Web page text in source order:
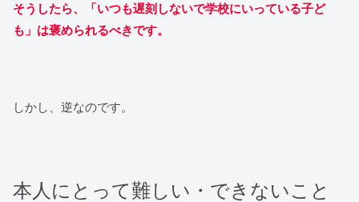
そうしたら、「いつも遅刻しないで学校にいっている子ど
も」は褒められるべきです。
しかし、逆なのです。
本人にとって難しい・できないこと